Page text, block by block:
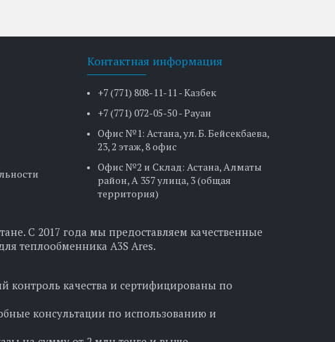
Контактная информация
+7 (771) 808-11-11 - Казбек
+7 (771) 072-05-50 - Рауан
Офис №1: Астана, ул. Б. Бейсекбаева,
23, 2 этаж, 8 офис
Офис №2 и Склад: Астана, Алматы
район, А 357 улица, 3 (общая
территория)
С 2017 года мы предоставляем качественные
теплообменника A3S Ares.
контроль качества и сертифицированы по
консультации по использованию и